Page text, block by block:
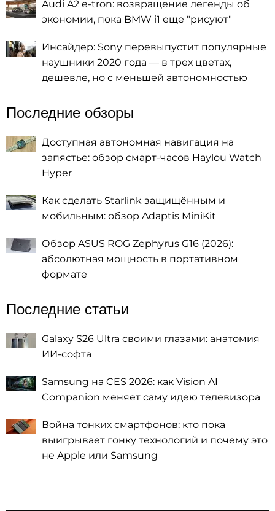
Audi A2 e-tron: возвращение легенды об
экономии, пока BMW i1 еще "рисуют"
Инсайдер: Sony перевыпустит популярные
наушники 2020 года — в трех цветах,
дешевле, но с меньшей автономностью
Последние обзоры
Доступная автономная навигация на
запястье: обзор смарт-часов Haylou Watch
Hyper
Как сделать Starlink защищённым и
мобильным: обзор Adaptis MiniKit
Обзор ASUS ROG Zephyrus G16 (2026):
абсолютная мощность в портативном
формате
Последние статьи
Galaxy S26 Ultra своими глазами: анатомия
ИИ-софта
Samsung на CES 2026: как Vision AI
Companion меняет саму идею телевизора
Война тонких смартфонов: кто пока
выигрывает гонку технологий и почему это
не Apple или Samsung